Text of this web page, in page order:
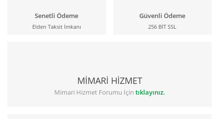
Senetli Ödeme
Elden Taksit İmkanı
Güvenli Ödeme
256 BİT SSL
MİMARİ HİZMET
Mimari Hizmet Forumu İçin tıklayınız.